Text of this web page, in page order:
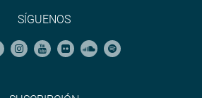
SÍGUENOS